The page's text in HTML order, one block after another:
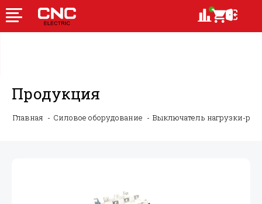
Продукция
Главная Силовое оборудование Выключатель нагрузки-